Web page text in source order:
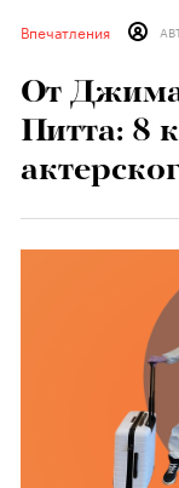
Впечатления
От
Питта: 8